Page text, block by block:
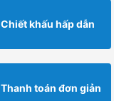
Chiết khấu hấp dẫn
Thanh toán đơn giản